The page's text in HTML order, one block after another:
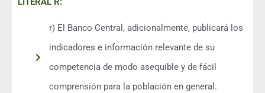
r) El Banco Central, adicionalmente, publicará los
indicadores e información relevante de su
competencia de modo asequible y de fácil
comprensión para la población en general.